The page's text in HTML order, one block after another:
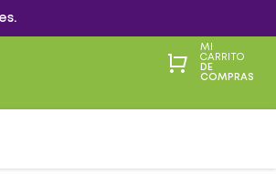
MI
CARRITO
DE
COMPRAS